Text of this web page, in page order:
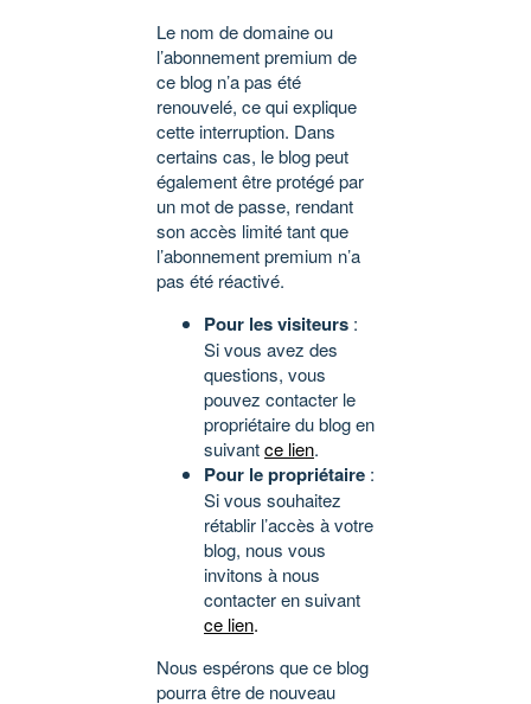
Le nom de domaine ou
l’abonnement premium de
ce blog n’a pas été
renouvelé, ce qui explique
cette interruption. Dans
certains cas, le blog peut
également être protégé par
un mot de passe, rendant
son accès limité tant que
l’abonnement premium n’a
pas été réactivé.
Pour les visiteurs :
Si vous avez des
questions, vous
pouvez contacter le
propriétaire du blog en
suivantce lien.
Pour le propriétaire :
Si vous souhaitez
rétablir l’accès à votre
blog, nous vous
invitons à nous
contacter en suivant
ce lien.
Nous espérons que ce blog
pourra être de nouveau